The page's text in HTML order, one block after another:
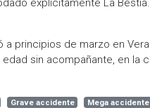
explícitamente La Bestia.
principios de marzo en
sin acompañante, en la
Grave accidente Mega accidente